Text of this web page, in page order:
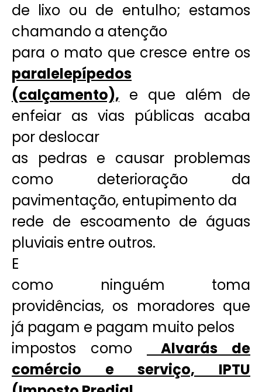
de lixo ou de entulho; estamos
chamando a atenção
para o mato que cresce entre os
paralelepípedos
(calçamento), e que além de
enfeiar as vias públicas acaba
por deslocar
as pedras e causar problemas
como deterioração da
pavimentação, entupimento da
rede de escoamento de águas
pluviais entre outros.
E
como ninguém toma
providências, os moradores que
já pagam e pagam muito pelos
impostos como
Alvarás de
comércio e serviço, IPTU